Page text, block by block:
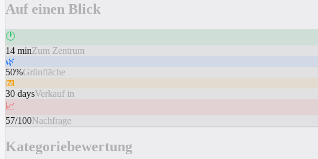
Auf einen Blick
🕐
14 minZum Zentrum
🌿
50%Grünfläche
📅
30 daysVerkauf in
📈
57/100Nachfrage
Kategoriebewertung